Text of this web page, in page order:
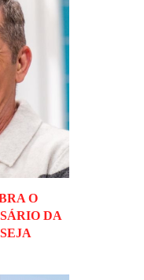
O
DA